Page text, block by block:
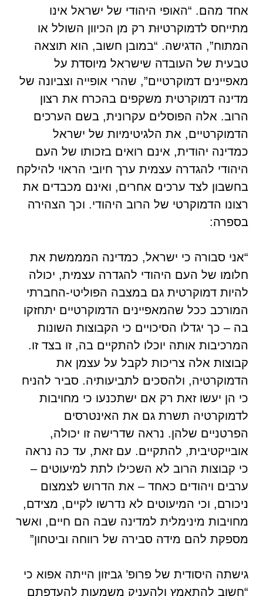
אחד מהם. “האופי היהודי של ישראל אינו
מתייחס לדמוקרטיוּת רק מן הכיוון השולל או
המתוח”, הדגישה. “במובן חשוב, הוא תוצאה
טבעית של העובדה שישראל מיוסדת על
מאפיינים דמוקרטיים”, שהרי אופייה וצביונה של
מדינה דמוקרטית משקפים בהכרח את רצון
הרוב. אלה הפוסלים עקרונית, בשם הערכים
הדמוקרטיים, את הלגיטימיות של ישראל
כמדינה יהודית, אינם רואים בזכותו של העם
היהודי להגדרה עצמית ערך חיובי הראוי להילקח
בחשבון לצד ערכים אחרים, ואינם מכבדים את
רצונו הדמוקרטי של הרוב היהודי. וכך הצהירה
בספרה:
“אני סבורה כי ישראל, כמדינה המממשת את
חלומו של העם היהודי להגדרה עצמית, יכולה
להיות דמוקרטית גם במצבה הפוליטי-החברתי
המורכב ככל שהמאפיינים הדמוקרטיים יתחזקו
בה – כך יגדלו הסיכויים כי הקבוצות השונות
המרכיבות אותה יוכלו להתקיים בה, זו בצד זו.
קבוצות אלה צריכות לקבל על עצמן את
הדמוקרטיה, ולהסכים לתביעותיה. סביר להניח
כי הן יעשו זאת רק אם ישתכנעו כי מחויבות
לדמוקרטיה תשרת גם את האינטרסים
הפרטניים שלהן. נראה שדרישה זו יכולה,
אובייקטיבית, להתקיים. עם זאת, עד כה נראה
כי קבוצות הרוב לא השכילו לתת למיעוטים –
ערבים ויהודים כאחד – את הדרוש לצמצום
ניכורם, וכי המיעוטים לא נדרשו לקיים, מצידם,
מחויבות מינימלית למדינה שבה הם חיים, ואשר
מספקת להם מידה סבירה של רווחה וביטחון”
גישתה היסודית של פרופ’ גביזון הייתה אפוא כי
“חשוב להתאמץ ולהעניק משמעות להעדפתם